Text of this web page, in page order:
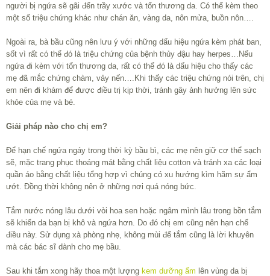
người bị ngứa sẽ gãi đến trầy xước và tổn thương da. Có thể kèm theo
một số triệu chứng khác như chán ăn, vàng da, nôn mửa, buồn nôn….
Ngoài ra, bà bầu cũng nên lưu ý với những dấu hiệu ngứa kèm phát ban,
sốt vì rất có thể đó là triệu chứng của bệnh thủy đậu hay herpes…Nếu
ngứa đi kèm với tổn thương da, rất có thể đó là dấu hiệu cho thấy các
mẹ đã mắc chứng chàm, vảy nến….Khi thấy các triệu chứng nói trên, chị
em nên đi khám để được điều trị kịp thời, tránh gây ảnh hưởng lên sức
khỏe của mẹ và bé.
Giải pháp nào cho chị em?
Để hạn chế ngứa ngáy trong thời kỳ bầu bì, các mẹ nên giữ cơ thể sạch
sẽ, mặc trang phục thoáng mát bằng chất liệu cotton và tránh xa các loại
quần áo bằng chất liệu tổng hợp vì chúng có xu hướng kìm hãm sự ẩm
ướt. Đồng thời không nên ở những nơi quá nóng bức.
Tắm nước nóng lâu dưới vòi hoa sen hoặc ngâm mình lâu trong bồn tắm
sẽ khiến da bạn bị khô và ngứa hơn. Do đó chị em cũng nên hạn chế
điều này. Sử dụng xà phòng nhẹ, không mùi để tắm cũng là lời khuyên
mà các bác sĩ dành cho mẹ bầu.
Sau khi tắm xong hãy thoa một lượng kem dưỡng ẩm lên vùng da bị